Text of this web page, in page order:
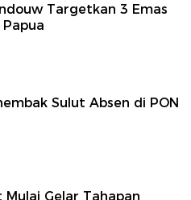
Targetkan 3 Emas
Papua
Sulut Absen di PON
Mulai Gelar Tahapan